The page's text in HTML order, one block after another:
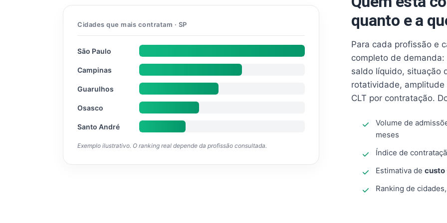
quanto e a
Para cada profissão e
completo de
saldo líquido, situação
rotatividade,
CLT por contratação.
Volume de
meses
Índice de
Estimativa de custo
Ranking de
Cidades que mais contratam · SP
São Paulo
Campinas
Guarulhos
Osasco
Santo André
Exemplo ilustrativo. O ranking real depende da profissão consultada.